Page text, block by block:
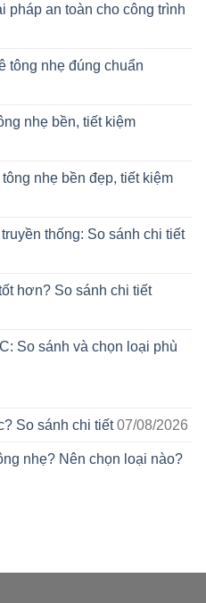
pháp an toàn cho công trình
tông nhẹ đúng chuẩn
nhẹ bền, tiết kiệm
nhẹ bền đẹp, tiết kiệm
thống: So sánh chi tiết
hơn? So sánh chi tiết
So sánh và chọn loại phù
So sánh chi tiết 07/08/2026
nhẹ? Nên chọn loại nào?